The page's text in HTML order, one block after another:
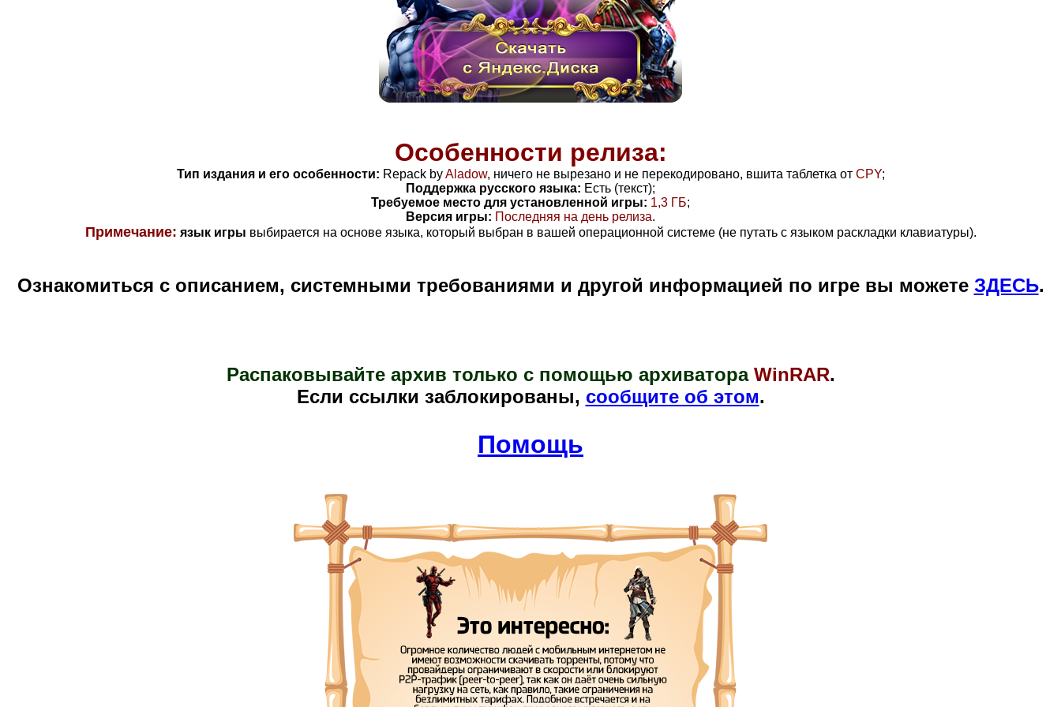
Особенности релиза:
Тип издания и его особенности: Repack byAladow, ничего не вырезано и не перекодировано, вшита таблетка от CPY;
Поддержка русского языка: Есть (текст);
Требуемое место для установленной игры: 1,3 ГБ;
Версия игры: Последняя на день релиза.
Примечание: язык игры выбирается на основе языка, который выбран в вашей операционной системе (не путать с языком раскладки клавиатуры).
Ознакомиться с описанием, системными требованиями и другой информацией по игре вы можете ЗДЕСЬ.
Распаковывайте архив только с помощью архиватора WinRAR.
Если ссылки заблокированы, сообщите об этом.
Помощь